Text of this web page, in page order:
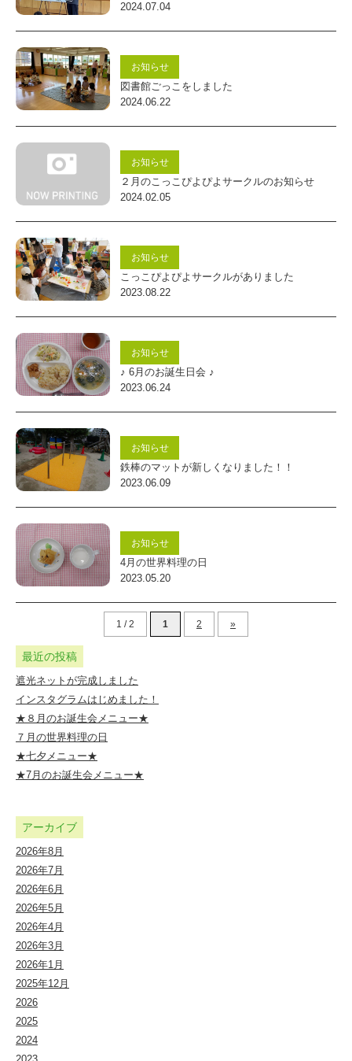
こ
ど
園
2024.07.04
お知らせ
図書館ごっこをしました
2024.06.22
お知らせ
２月のこっこぴよぴよサークルのお知らせ
2024.02.05
お知らせ
こっこぴよぴよサークルがありました
2023.08.22
お知らせ
♪ 6月のお誕生日会 ♪
2023.06.24
お知らせ
鉄棒のマットが新しくなりました！！
2023.06.09
お知らせ
4月の世界料理の日
2023.05.20
1 / 2 1 2 »
最近の投稿
遮光ネットが完成しました
インスタグラムはじめました！
★８月のお誕生会メニュー★
７月の世界料理の日
★七夕メニュー★
★7月のお誕生会メニュー★
アーカイブ
2026年8月
2026年7月
2026年6月
2026年5月
2026年4月
2026年3月
2026年1月
2025年12月
2026
2025
2024